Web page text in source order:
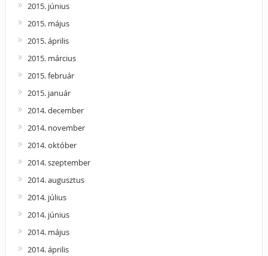
2015. június
2015. május
2015. április
2015. március
2015. február
2015. január
2014. december
2014. november
2014. október
2014. szeptember
2014. augusztus
2014. július
2014. június
2014. május
2014. április